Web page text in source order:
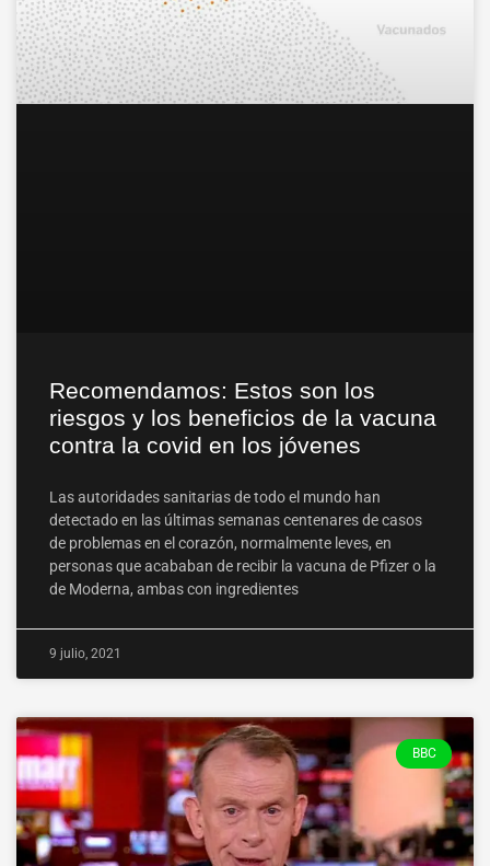
Recomendamos: Estos son los
riesgos y los beneficios de la vacuna
contra la covid en los jóvenes
Las autoridades sanitarias de todo el mundo han
detectado en las últimas semanas centenares de casos
de problemas en el corazón, normalmente leves, en
personas que acababan de recibir la vacuna de Pfizer o la
de Moderna, ambas con ingredientes
9 julio, 2021
BBC